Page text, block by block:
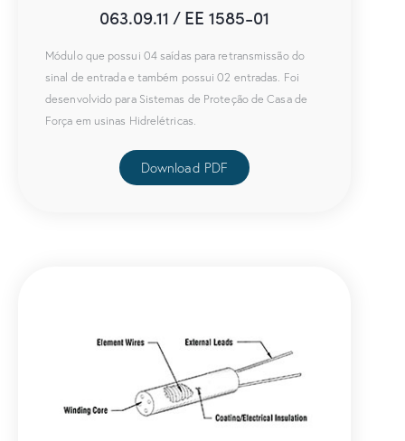
063.09.11 / EE 1585-01
Módulo que possui 04 saídas para retransmissão do
sinal de entrada e também possui 02 entradas. Foi
desenvolvido para Sistemas de Proteção de Casa de
Força em usinas Hidrelétricas.
Download PDF